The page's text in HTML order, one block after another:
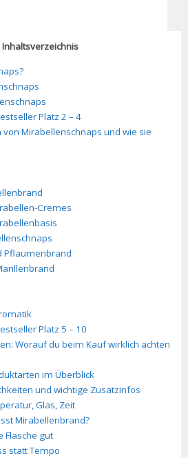
Inhaltsverzeichnis
Platz 2 – 4
Mirabellenschnaps und wie sie
Cremes
Pflaumenbrand
Platz 5 – 10
Worauf du beim Kauf wirklich achten
im Überblick
und wichtige Zusatzinfos
Glas, Zeit
Mirabellenbrand?
Flasche gut
statt Tempo